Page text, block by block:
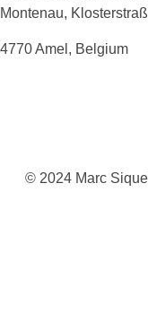
Montenau,
4770 Amel, Belgium
© 2024 Marc